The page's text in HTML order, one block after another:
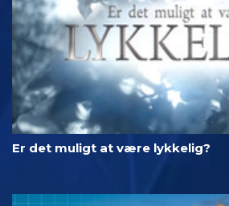
Er det muligt at være lykkelig?